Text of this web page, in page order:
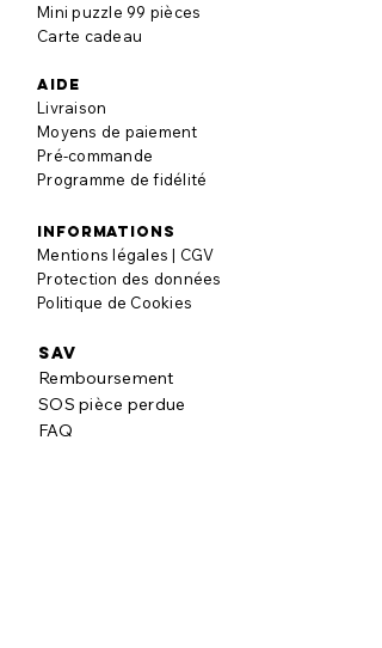
Mini puzzle 99 pièces
Carte cadeau
aide
Livraison
Moyens de paiement
Pré-commande
Programme de fidélité
informations
Mentions légales | CGV
Protection des données
Politique de Cookies
SAV
Remboursement
SOS pièce perdue
FAQ